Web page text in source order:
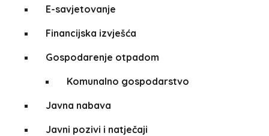
E-savjetovanje
Financijska izvješća
Gospodarenje otpadom
Komunalno gospodarstvo
Javna nabava
Javni pozivi i natječaji